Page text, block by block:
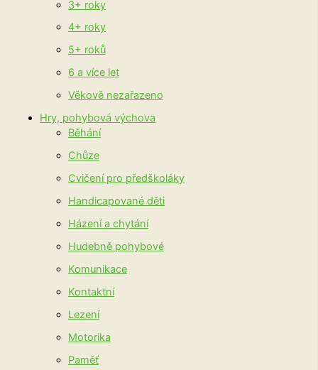
3+ roky
4+ roky
5+ roků
6 a více let
Věkově nezařazeno
Hry, pohybová výchova
Běhání
Chůze
Cvičení pro předškoláky
Handicapované děti
Házení a chytání
Hudebně pohybové
Komunikace
Kontaktní
Lezení
Motorika
Paměť